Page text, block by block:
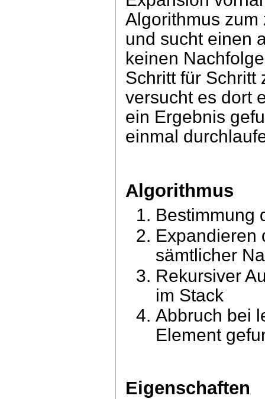
Algorithmus
und sucht einen
keinen
Schritt für Schritt
versucht es dort
ein Ergebnis
einmal
Algorithmus
Bestimmung
Expandieren
sämtlicher
Rekursiver
im Stack
Abbruch bei
Element
Eigenschaften